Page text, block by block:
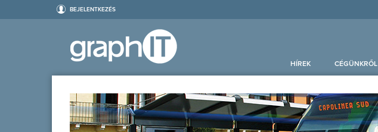
BEJELENTKEZÉS
HÍREK CÉGÜNKRŐL